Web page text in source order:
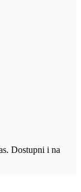
Dostupni i na